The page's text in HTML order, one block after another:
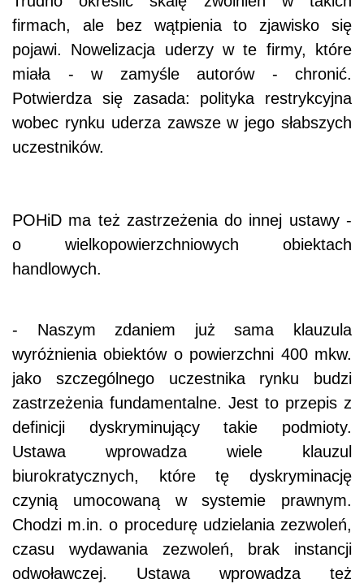
firmach, ale bez wątpienia to zjawisko się
pojawi. Nowelizacja uderzy w te firmy, które
miała - w zamyśle autorów - chronić.
Potwierdza się zasada: polityka restrykcyjna
wobec rynku uderza zawsze w jego słabszych
uczestników.
POHiD ma też zastrzeżenia do innej ustawy -
o wielkopowierzchniowych obiektach
handlowych.
- Naszym zdaniem już sama klauzula
wyróżnienia obiektów o powierzchni 400 mkw.
jako szczególnego uczestnika rynku budzi
zastrzeżenia fundamentalne. Jest to przepis z
definicji dyskryminujący takie podmioty.
Ustawa wprowadza wiele klauzul
biurokratycznych, które tę dyskryminację
czynią umocowaną w systemie prawnym.
Chodzi m.in. o procedurę udzielania zezwoleń,
czasu wydawania zezwoleń, brak instancji
odwoławczej. Ustawa wprowadza też